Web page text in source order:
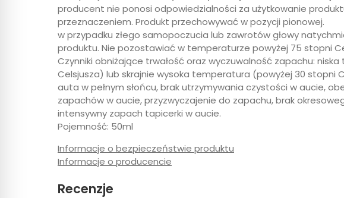
producent nie ponosi odpowiedzialności za użytkowanie
przeznaczeniem. Produkt przechowywać w pozycji pionowej.
w przypadku złego samopoczucia lub zawrotów głowy
produktu. Nie pozostawiać w temperaturze powyżej 75 stopni
Czynniki obniżające trwałość oraz wyczuwalność zapachu:
Celsjusza) lub skrajnie wysoka temperatura (powyżej 30 stopni
auta w pełnym słońcu, brak utrzymywania czystości w aucie,
zapachów w aucie, przyzwyczajenie do zapachu, brak
intensywny zapach tapicerki w aucie.
Pojemność: 50ml
Informacje o bezpieczeństwie produktu
Informacje o producencie
Recenzje